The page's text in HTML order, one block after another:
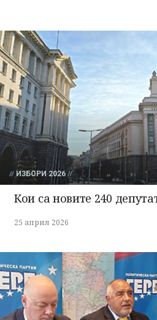
ИЗБОРИ 2026
Кои са новите 240
25 април 2026